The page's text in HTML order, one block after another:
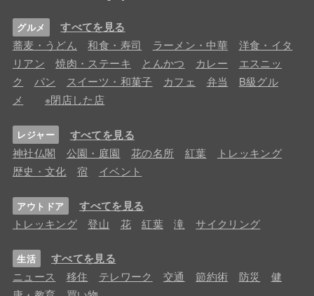
グルメ すべてを見る
蕎麦・うどん 和食・寿司 ラーメン・中華
洋食・イタ
リアン
焼肉・ステーキ とんかつ カレー
エスニッ
ク
パン スイーツ・和菓子 カフェ 弁当
B級グル
メ
※閉店した店
レジャー すべてを見る
神社仏閣 公園・庭園 花の名所 紅葉
トレッキング
歴史・文化
宿 イベント
アウトドア すべてを見る
トレッキング 登山 花 紅葉 滝 サイクリング
生活 すべてを見る
ニュース 移住 テレワーク 交通 節約術 防災
健